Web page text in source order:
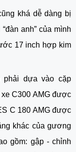
khá dễ dàng bị
anh” của mình
17 inch hợp kim
phải dựa vào cặp
C300 AMG được
C 180 AMG được
khác của gương
gồm: gập - chỉnh